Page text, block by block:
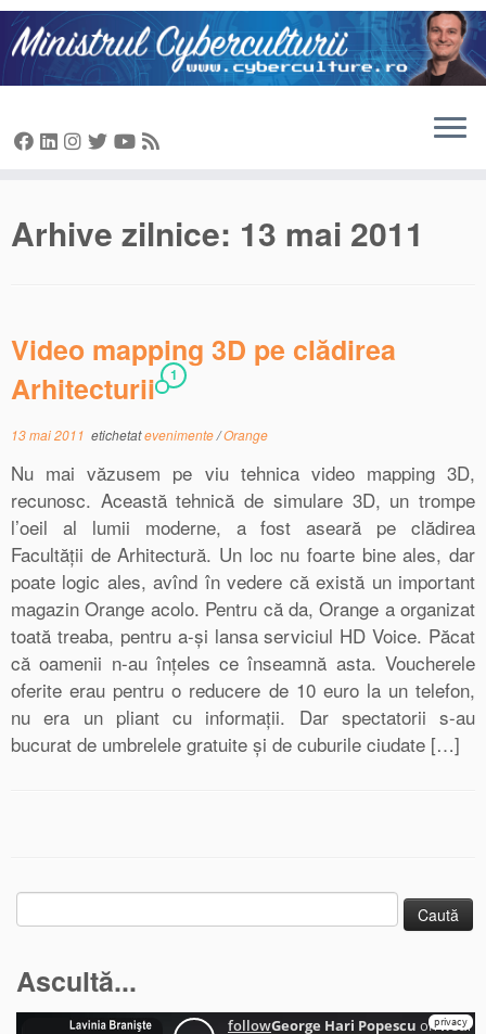
Sari
la
conținut
Arhive zilnice: 13 mai 2011
Video mapping 3D pe clădirea
Arhitecturii
1
13 mai 2011 etichetatevenimente/Orange
Nu mai văzusem pe viu tehnica video mapping 3D,
recunosc. Această tehnică de simulare 3D, un trompe
l’oeil al lumii moderne, a fost aseară pe clădirea
Facultăţii de Arhitectură. Un loc nu foarte bine ales, dar
poate logic ales, avînd în vedere că există un important
magazin Orange acolo. Pentru că da, Orange a organizat
toată treaba, pentru a-şi lansa serviciul HD Voice. Păcat
că oamenii n-au înţeles ce înseamnă asta. Voucherele
oferite erau pentru o reducere de 10 euro la un telefon,
nu era un pliant cu informaţii. Dar spectatorii s-au
bucurat de umbrelele gratuite şi de cuburile ciudate […]
Caută
după:
Ascultă...